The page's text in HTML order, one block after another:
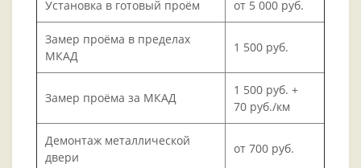
Установка в готовый проём от 5 000 руб.
Замер проёма в пределах
МКАД
1 500 руб.
Замер проёма за МКАД
1 500 руб. +
70 руб./км
Демонтаж металлической
двери
от 700 руб.